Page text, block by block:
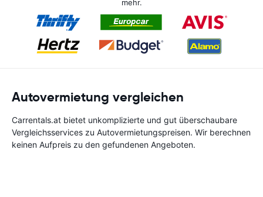
mehr.
Autovermietung vergleichen
Carrentals.at bietet unkomplizierte und gut überschaubare
Vergleichsservices zu Autovermietungspreisen. Wir berechnen
keinen Aufpreis zu den gefundenen Angeboten.